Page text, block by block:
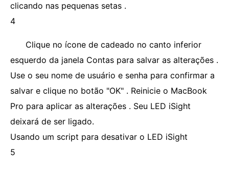
clicando nas pequenas setas .
4
Clique no ícone de cadeado no canto inferior
esquerdo da janela Contas para salvar as alterações .
Use o seu nome de usuário e senha para confirmar a
salvar e clique no botão "OK" . Reinicie o MacBook
Pro para aplicar as alterações . Seu LED iSight
deixará de ser ligado.
Usando um script para desativar o LED iSight
5